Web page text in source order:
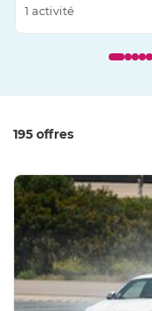
1 activité
195 offres